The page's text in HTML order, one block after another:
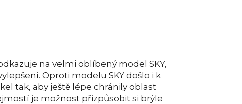
na velmi oblíbený model SKY,
Oproti modelu SKY došlo i k
tak, aby ještě lépe chránily oblast
je možnost přizpůsobit si brýle